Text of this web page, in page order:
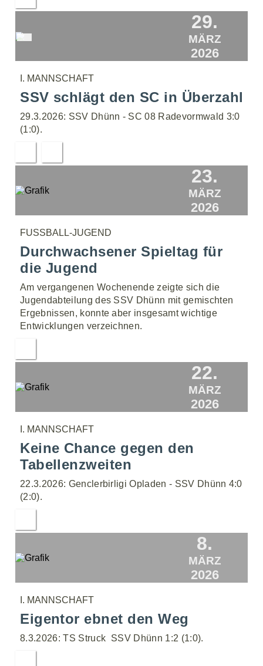
29.
MÄRZ
2026
I. MANNSCHAFT
SSV schlägt den SC in Überzahl
29.3.2026: SSV Dhünn - SC 08 Radevormwald 3:0
(1:0).
23.
MÄRZ
2026
FUSSBALL-JUGEND
Durchwachsener Spieltag für
die Jugend
Am vergangenen Wochenende zeigte sich die
Jugendabteilung des SSV Dhünn mit gemischten
Ergebnissen, konnte aber insgesamt wichtige
Entwicklungen verzeichnen.
22.
MÄRZ
2026
I. MANNSCHAFT
Keine Chance gegen den
Tabellenzweiten
22.3.2026: Genclerbirligi Opladen - SSV Dhünn 4:0
(2:0).
8.
MÄRZ
2026
I. MANNSCHAFT
Eigentor ebnet den Weg
8.3.2026: TS Struck  SSV Dhünn 1:2 (1:0).